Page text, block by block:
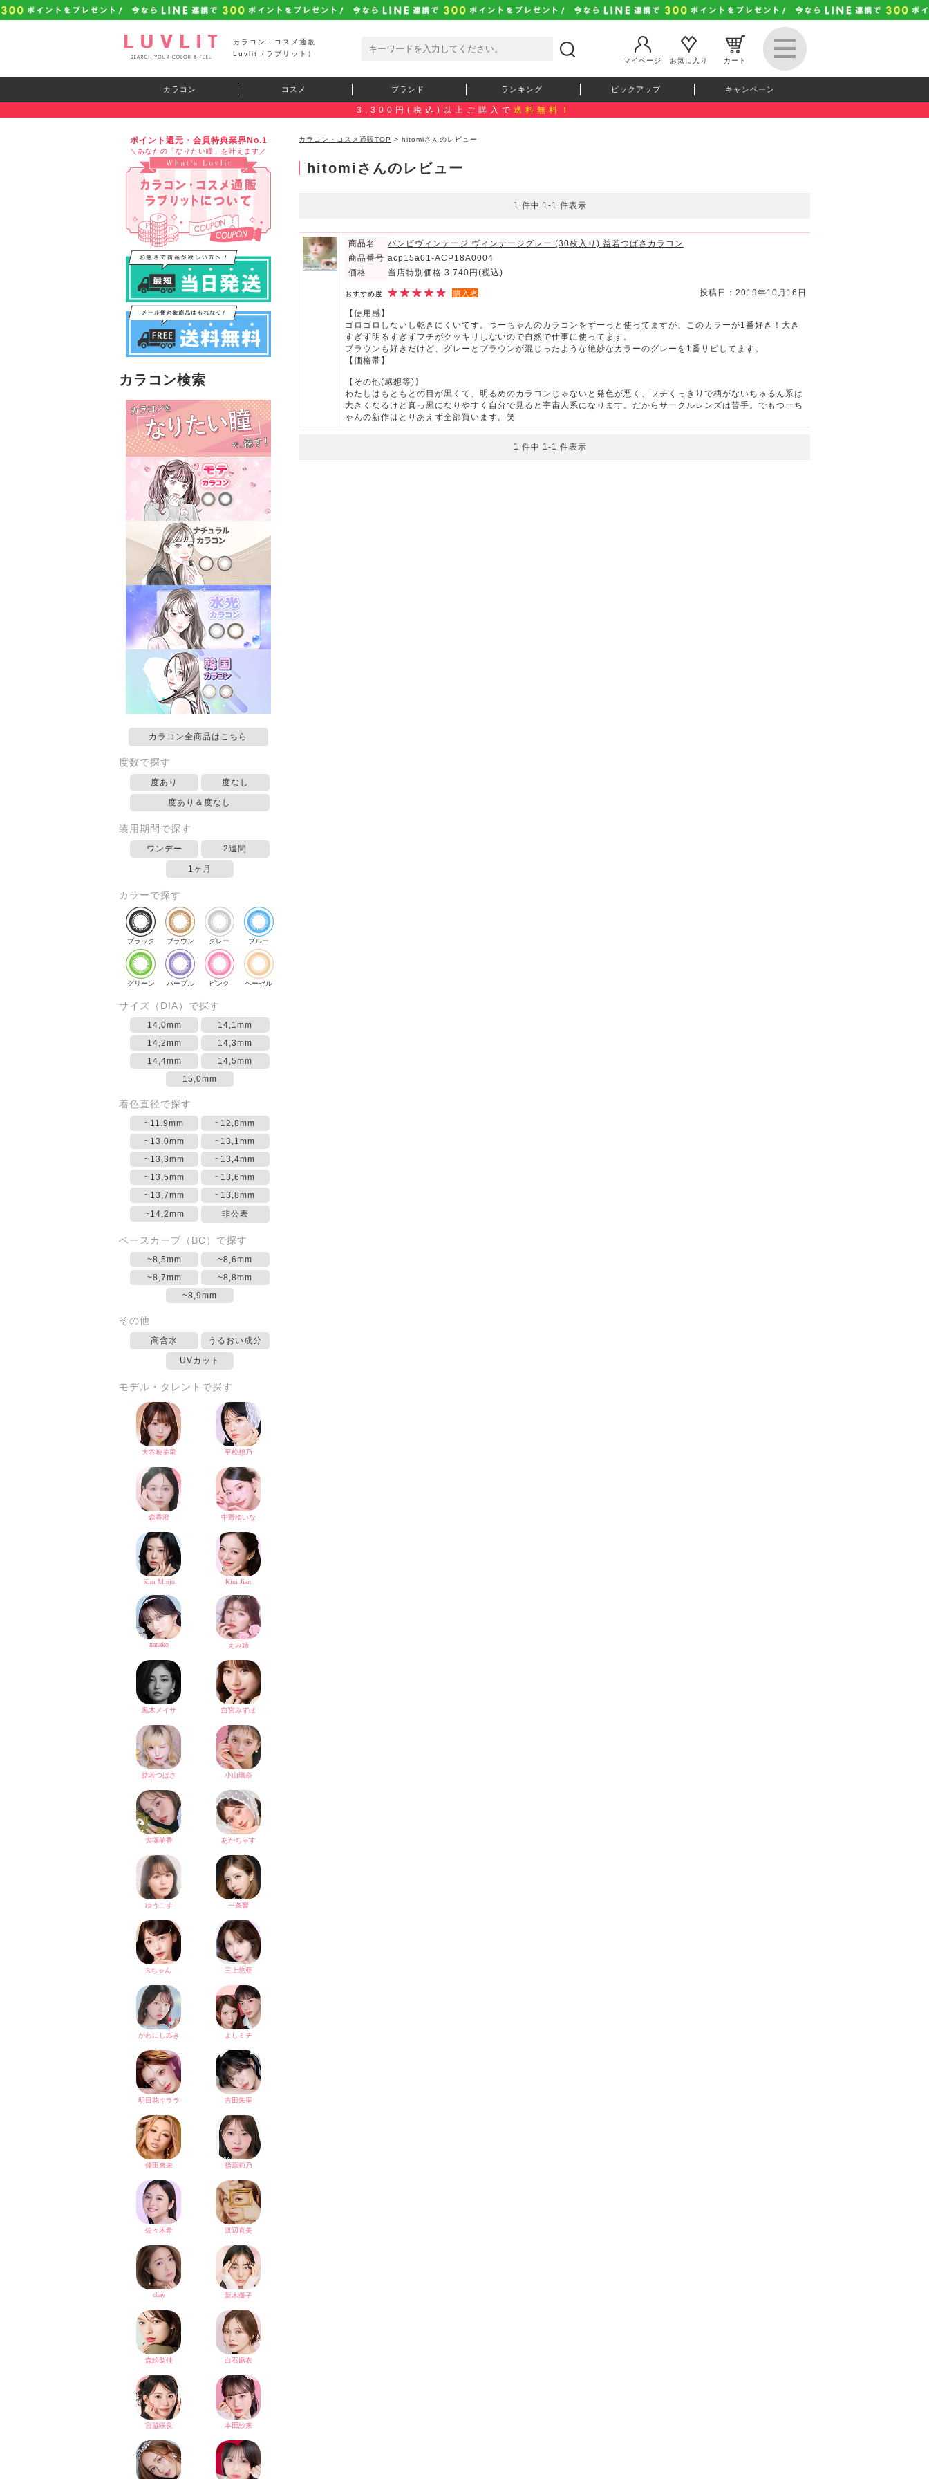
カラコン・コスメ通販
Luvlit（ラブリット）
マイページ
お気に入り カート
カラコン コスメ ブランド ランキング ピックアップ キャンペーン
3,300円(税込)以上ご購入で 送料無料！
ポイント還元・会員特典業界No.1
＼あなたの「なりたい瞳」を叶えます／
カラコン検索
カラコン全商品はこちら
度数で探す
度あり 度なし
度あり＆度なし
装用期間で探す
ワンデー 2週間
1ヶ月
カラーで探す
ブラック ブラウン グレー ブルー
グリーン パープル ピンク ヘーゼル
サイズ（DIA）で探す
14,0mm
14,1mm
14,2mm
14,3mm
14,4mm
14,5mm
15,0mm
着色直径で探す
~11.9mm
~12,8mm
~13,0mm
~13,1mm
~13,3mm
~13,4mm
~13,5mm
~13,6mm
~13,7mm
~13,8mm
~14,2mm
非公表
ベースカーブ（BC）で探す
~8,5mm
~8,6mm
~8,7mm
~8,8mm
~8,9mm
その他
高含水 うるおい成分
UVカット
モデル・タレントで探す
カラコン・コスメ通販TOP > hitomiさんのレビュー
hitomiさんのレビュー
1 件中 1-1 件表示
商品名
バンビヴィンテージ ヴィンテージグレー (30枚入り) 益若つばさカラコン
商品番号 acp15a01-ACP18A0004
価格
当店特別価格 3,740円 (税込)
投稿日：2019年10月16日
おすすめ度 購入者
【使用感】
ゴロゴロしないし乾きにくいです。つーちゃんのカラコンをずーっと使ってますが、このカラーが1番好き！大き
すぎず明るすぎずフチがクッキリしないので自然で仕事に使ってます。
ブラウンも好きだけど、グレーとブラウンが混じったような絶妙なカラーのグレーを1番リピしてます。
【価格帯】
【その他(感想等)】
わたしはもともとの目が黒くて、明るめのカラコンじゃないと発色が悪く、フチくっきりで柄がないちゅるん系は
大きくなるけど真っ黒になりやすく自分で見ると宇宙人系になります。だからサークルレンズは苦手。でもつーち
ゃんの新作はとりあえず全部買います。笑
1 件中 1-1 件表示